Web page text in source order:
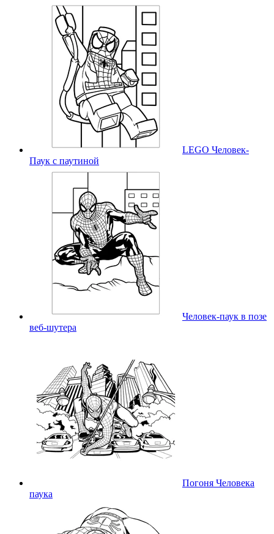
LEGO Человек-
Паук с паутиной
Человек-паук в позе
веб-шутера
Погоня Человека
паука